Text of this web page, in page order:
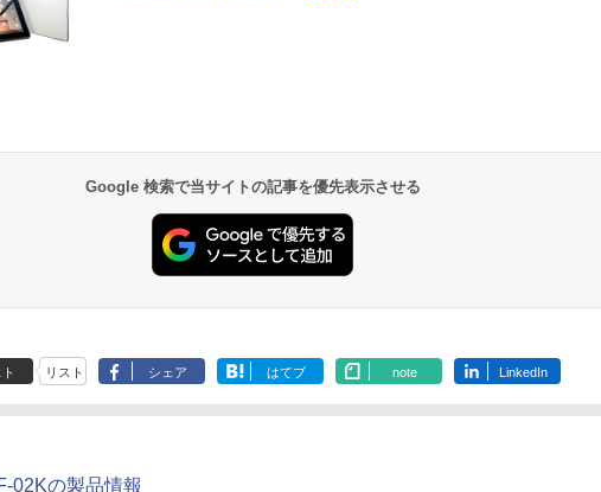
Google 検索で当サイトの記事を優先表示させる
リスト シェア はてブ note LinkedIn
02Kの製品情報